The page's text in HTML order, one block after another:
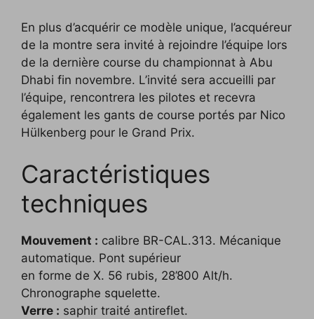
En plus d’acquérir ce modèle unique, l’acquéreur
de la montre sera invité à rejoindre l’équipe lors
de la dernière course du championnat à Abu
Dhabi fin novembre. L’invité sera accueilli par
l’équipe, rencontrera les pilotes et recevra
également les gants de course portés par Nico
Hülkenberg pour le Grand Prix.
Caractéristiques
techniques
Mouvement : calibre BR-CAL.313. Mécanique
automatique. Pont supérieur
en forme de X. 56 rubis, 28’800 Alt/h.
Chronographe squelette.
Verre : saphir traité antireflet.